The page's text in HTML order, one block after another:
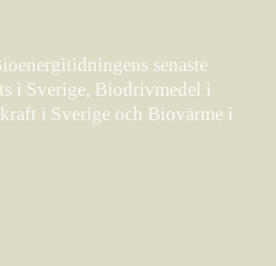
senaste
i Sverige, Biodrivmedel i
i Sverige och Biovärme i